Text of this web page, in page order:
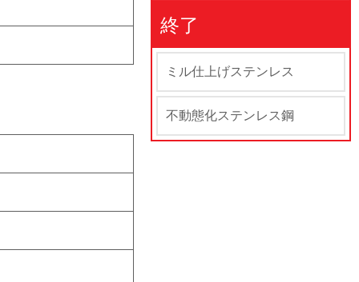
終了
ミル仕上げステンレス
不動態化ステンレス鋼